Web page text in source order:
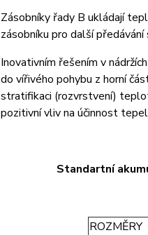
Zásobníky řady B ukládají
zásobníku pro další
Inovativním řešením v
do vířivého pohybu z horní
stratifikaci (rozvrstvení)
pozitivní vliv na účinnost
Standartní
ROZMĚRY